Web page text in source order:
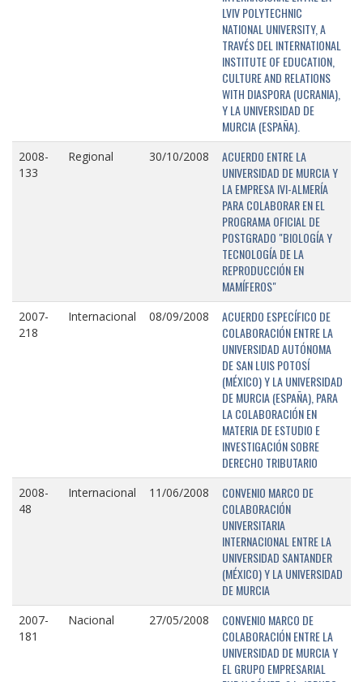
LVIV POLYTECHNIC
NATIONAL UNIVERSITY, A
TRAVÉS DEL INTERNATIONAL
INSTITUTE OF EDUCATION,
CULTURE AND RELATIONS
WITH DIASPORA (UCRANIA),
Y LA UNIVERSIDAD DE
MURCIA (ESPAÑA).
2008-
133
Regional 30/10/2008
ACUERDO ENTRE LA
UNIVERSIDAD DE MURCIA Y
LA EMPRESA IVI-ALMERÍA
PARA COLABORAR EN EL
PROGRAMA OFICIAL DE
POSTGRADO "BIOLOGÍA Y
TECNOLOGÍA DE LA
REPRODUCCIÓN EN
MAMÍFEROS"
2007-
218
Internacional 08/09/2008
ACUERDO ESPECÍFICO DE
COLABORACIÓN ENTRE LA
UNIVERSIDAD AUTÓNOMA
DE SAN LUIS POTOSÍ
(MÉXICO) Y LA UNIVERSIDAD
DE MURCIA (ESPAÑA), PARA
LA COLABORACIÓN EN
MATERIA DE ESTUDIO E
INVESTIGACIÓN SOBRE
DERECHO TRIBUTARIO
2008-
48
Internacional 11/06/2008
CONVENIO MARCO DE
COLABORACIÓN
UNIVERSITARIA
INTERNACIONAL ENTRE LA
UNIVERSIDAD SANTANDER
(MÉXICO) Y LA UNIVERSIDAD
DE MURCIA
2007-
181
Nacional 27/05/2008
CONVENIO MARCO DE
COLABORACIÓN ENTRE LA
UNIVERSIDAD DE MURCIA Y
EL GRUPO EMPRESARIAL